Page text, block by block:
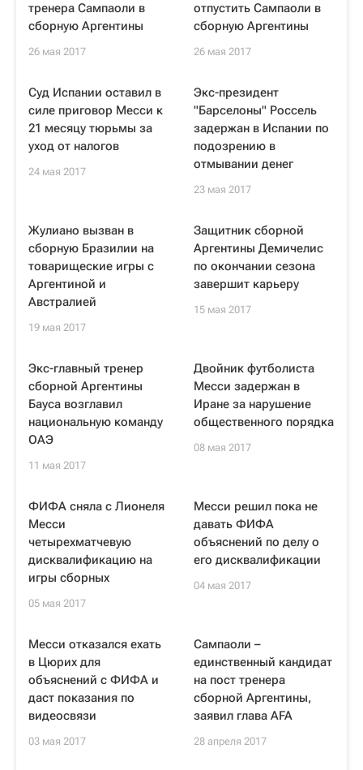
тренера Сампаоли в
сборную Аргентины
26 мая 2017
отпустить Сампаоли в
сборную Аргентины
26 мая 2017
Суд Испании оставил в
силе приговор Месси к
21 месяцу тюрьмы за
уход от налогов
24 мая 2017
Экс-президент
"Барселоны" Роcсель
задержан в Испании по
подозрению в
отмывании денег
23 мая 2017
Жулиано вызван в
сборную Бразилии на
товарищеские игры с
Аргентиной и
Австралией
19 мая 2017
Защитник сборной
Аргентины Демичелис
по окончании сезона
завершит карьеру
15 мая 2017
Экс-главный тренер
сборной Аргентины
Бауса возглавил
национальную команду
ОАЭ
11 мая 2017
Двойник футболиста
Месси задержан в
Иране за нарушение
общественного порядка
08 мая 2017
ФИФА сняла с Лионеля
Месси
четырехматчевую
дисквалификацию на
игры сборных
05 мая 2017
Месси решил пока не
давать ФИФА
объяснений по делу о
его дисквалификации
04 мая 2017
Месси отказался ехать
в Цюрих для
объяснений с ФИФА и
даст показания по
видеосвязи
03 мая 2017
Сампаоли –
единственный кандидат
на пост тренера
сборной Аргентины,
заявил глава AFA
28 апреля 2017